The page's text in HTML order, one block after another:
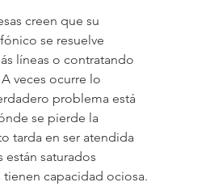
creen que su
se resuelve
líneas o contratando
veces ocurre lo
problema está
se pierde la
tarda en ser atendida
saturados
tienen capacidad ociosa.